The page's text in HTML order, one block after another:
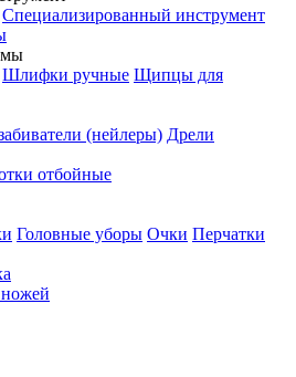
Специализированный инструмент
Шлифки ручные Щипцы для
(нейлеры) Дрели
отбойные
Головные уборы Очки Перчатки